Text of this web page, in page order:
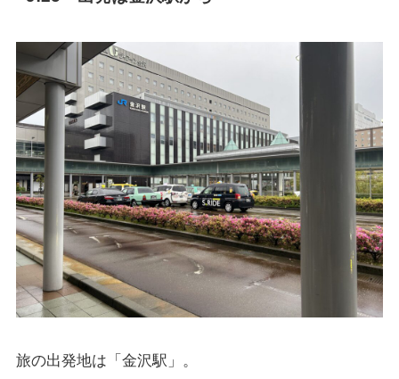
旅の出発地は「金沢駅」。